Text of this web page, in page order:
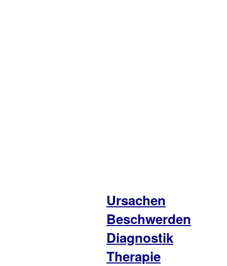
Ursachen
Beschwerden
Diagnostik
Therapie